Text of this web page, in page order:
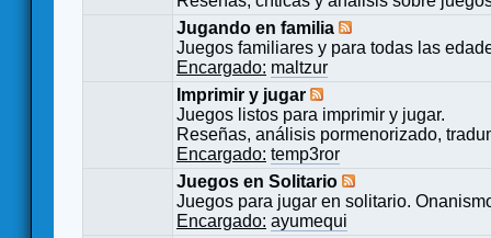
Jugando en familia
Juegos familiares y para todas las
Encargado: maltzur
Imprimir y jugar
Juegos listos para imprimir y jugar.
Reseñas, análisis pormenorizado,
Encargado: temp3ror
Juegos en Solitario
Juegos para jugar en solitario.
Encargado: ayumequi